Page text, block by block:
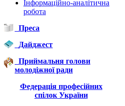
Інформаційно-аналітична
робота
Преса
Дайджест
Приймальня голови
молодіжної ради
Федерація професійних
спілок України